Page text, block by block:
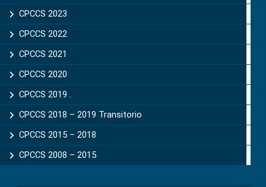
CPCCS 2023
CPCCS 2022
CPCCS 2021
CPCCS 2020
CPCCS 2019 .
CPCCS 2018 – 2019 Transitorio
CPCCS 2015 – 2018
CPCCS 2008 – 2015